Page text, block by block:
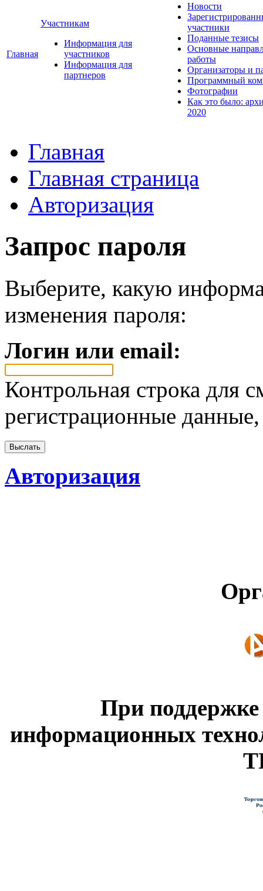
Главная
Участникам
Информация для
участников
Информация для
партнеров
Новости
участники
Поданные тезисы
Основные
работы
Организаторы и
Программный
Фотографии
Как это было:
2020
Главная
Главная страница
Авторизация
Запрос пароля
Выберите, какую
изменения пароля:
Логин или email:
Контрольная строка для
регистрационные
Авторизация
При
информационных